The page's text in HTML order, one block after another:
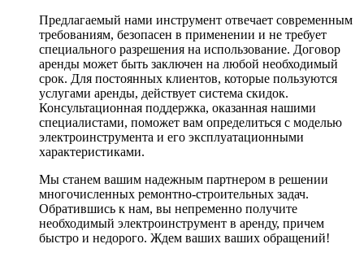
Предлагаемый нами инструмент отвечает современным
требованиям, безопасен в применении и не требует
специального разрешения на использование. Договор
аренды может быть заключен на любой необходимый
срок. Для постоянных клиентов, которые пользуются
услугами аренды, действует система скидок.
Консультационная поддержка, оказанная нашими
специалистами, поможет вам определиться с моделью
электроинструмента и его эксплуатационными
характеристиками.
Мы станем вашим надежным партнером в решении
многочисленных ремонтно-строительных задач.
Обратившись к нам, вы непременно получите
необходимый электроинструмент в аренду, причем
быстро и недорого. Ждем ваших ваших обращений!